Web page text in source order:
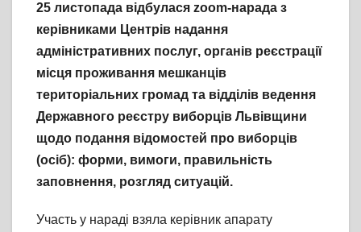
25 листопада відбулася zoom-нарада з
керівниками Центрів надання
адміністративних послуг, органів реєстрації
місця проживання мешканців
територіальних громад та відділів ведення
Державного реєстру виборців Львівщини
щодо подання відомостей про виборців
(осіб): форми, вимоги, правильність
заповнення, розгляд ситуацій.
Участь у нараді взяла керівник апарату